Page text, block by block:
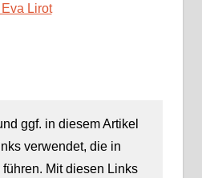
Lirot
ggf. in diesem Artikel
verwendet, die in
Mit diesen Links